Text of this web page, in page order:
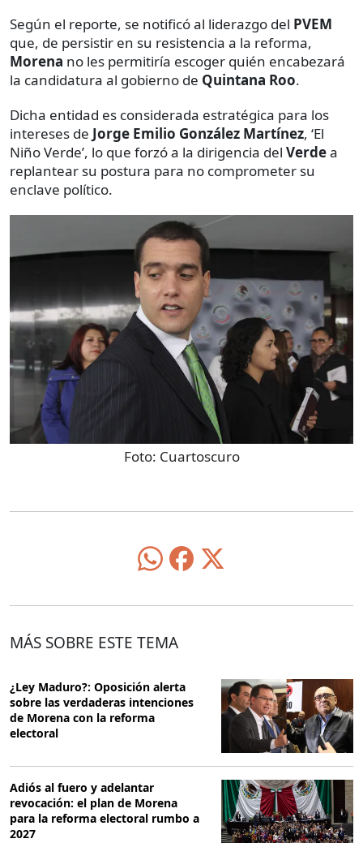
Según el reporte, se notificó al liderazgo del PVEM
que, de persistir en su resistencia a la reforma,
Morena no les permitiría escoger quién encabezará
la candidatura al gobierno de Quintana Roo.
Dicha entidad es considerada estratégica para los
intereses de Jorge Emilio González Martínez, ‘El
Niño Verde’, lo que forzó a la dirigencia del Verdea
replantear su postura para no comprometer su
enclave político.
Foto: Cuartoscuro
MÁS SOBRE ESTE TEMA
¿Ley Maduro?: Oposición alerta
sobre las verdaderas intenciones
de Morena con la reforma
electoral
Adiós al fuero y adelantar
revocación: el plan de Morena
para la reforma electoral rumbo a
2027